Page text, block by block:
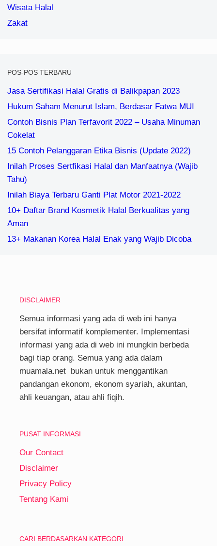
Wisata Halal
Zakat
POS-POS TERBARU
Jasa Sertifikasi Halal Gratis di Balikpapan 2023
Hukum Saham Menurut Islam, Berdasar Fatwa MUI
Contoh Bisnis Plan Terfavorit 2022 – Usaha Minuman
Cokelat
15 Contoh Pelanggaran Etika Bisnis (Update 2022)
Inilah Proses Sertfikasi Halal dan Manfaatnya (Wajib
Tahu)
Inilah Biaya Terbaru Ganti Plat Motor 2021-2022
10+ Daftar Brand Kosmetik Halal Berkualitas yang
Aman
13+ Makanan Korea Halal Enak yang Wajib Dicoba
DISCLAIMER
Semua informasi yang ada di web ini hanya
bersifat informatif komplementer. Implementasi
informasi yang ada di web ini mungkin berbeda
bagi tiap orang. Semua yang ada dalam
muamala.net bukan untuk menggantikan
pandangan ekonom, ekonom syariah, akuntan,
ahli keuangan, atau ahli fiqih.
PUSAT INFORMASI
Our Contact
Disclaimer
Privacy Policy
Tentang Kami
CARI BERDASARKAN KATEGORI